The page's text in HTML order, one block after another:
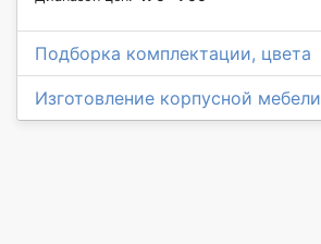
Подборка комплектации, цвета
Изготовление корпусной мебели